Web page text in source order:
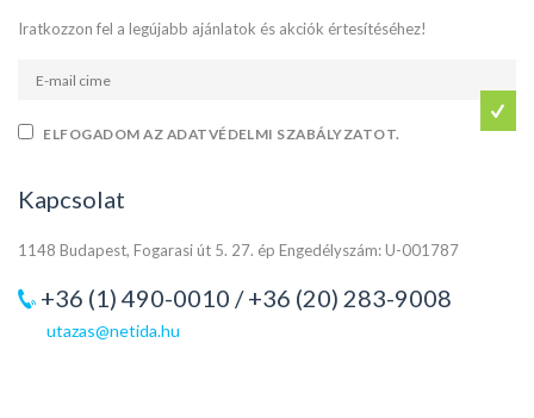
Iratkozzon fel a legújabb ajánlatok és akciók értesítéséhez!
ELFOGADOM AZ ADATVÉDELMI SZABÁLYZATOT.
Kapcsolat
1148 Budapest, Fogarasi út 5. 27. ép Engedélyszám: U-001787
+36 (1) 490-0010 / +36 (20) 283-9008
utazas@netida.hu